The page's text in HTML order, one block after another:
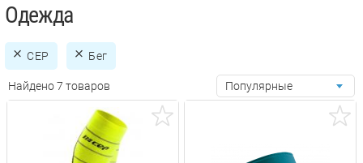
Одежда
CEP Бег
Найдено 7 товаров Популярные